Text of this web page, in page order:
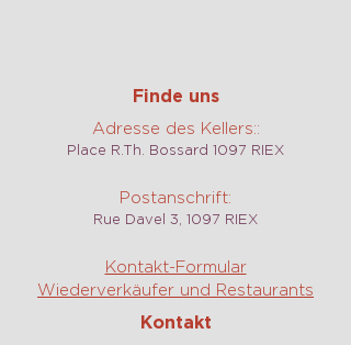
Finde uns
Adresse des Kellers::
Place R.Th. Bossard 1097 RIEX
Postanschrift:
Rue Davel 3, 1097 RIEX
Kontakt-Formular
Wiederverkäufer und Restaurants
Kontakt